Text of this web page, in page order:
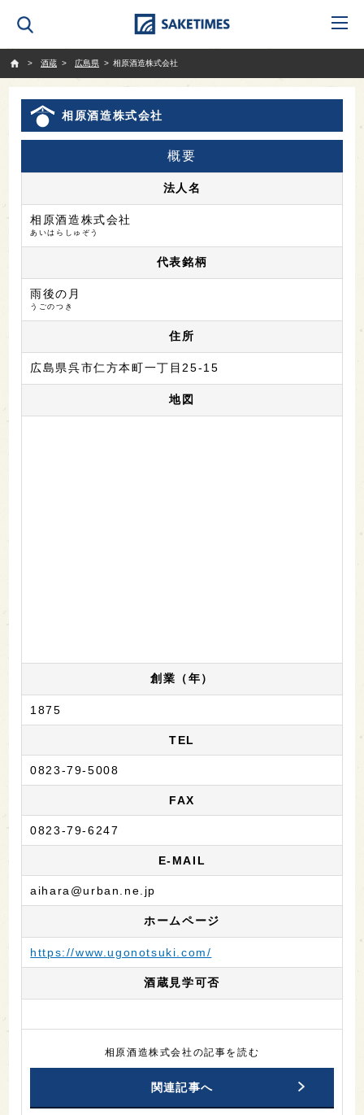
酒蔵
広島県 相原酒造株式会社
相原酒造株式会社
概要
法人名
相原酒造株式会社
あいはらしゅぞう
代表銘柄
雨後の月
うごのつき
住所
広島県呉市仁方本町一丁目25-15
地図
創業（年）
1875
TEL
0823-79-5008
FAX
0823-79-6247
E-MAIL
aihara@urban.ne.jp
ホームページ
https://www.ugonotsuki.com/
酒蔵見学可否
相原酒造株式会社の記事を読む
関連記事へ